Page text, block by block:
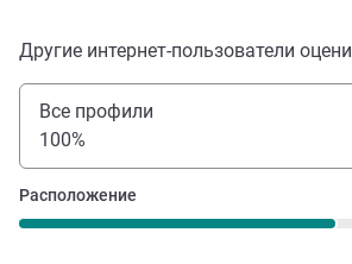
Другие интернет-пользователи
Все профили
100%
Расположение